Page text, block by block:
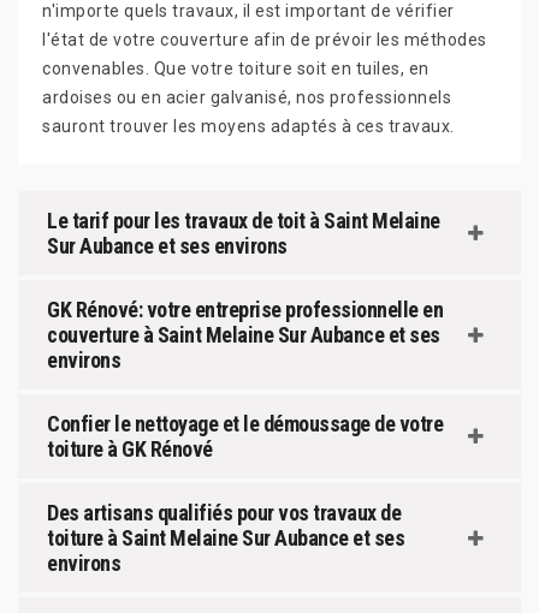
n'importe quels travaux, il est important de vérifier
l'état de votre couverture afin de prévoir les méthodes
convenables. Que votre toiture soit en tuiles, en
ardoises ou en acier galvanisé, nos professionnels
sauront trouver les moyens adaptés à ces travaux.
Le tarif pour les travaux de toit à Saint Melaine
Sur Aubance et ses environs
GK Rénové: votre entreprise professionnelle en
couverture à Saint Melaine Sur Aubance et ses
environs
Confier le nettoyage et le démoussage de votre
toiture à GK Rénové
Des artisans qualifiés pour vos travaux de
toiture à Saint Melaine Sur Aubance et ses
environs